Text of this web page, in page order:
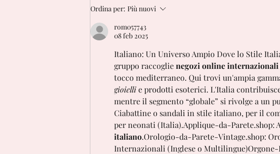
Bracciali personalizzati con
dedica: un tocco personale al
tuo regalo
Ordina per: Più nuovi
rom057743
08 feb 2025
Italiano: Un Universo Ampio Dove lo Stile
gruppo raccoglie negozi online internazionali
tocco mediterraneo. Qui trovi un'ampia
gioielli e prodotti esoterici. L'Italia
mentre il segmento “globale” si rivolge a un
Ciabattine o sandali in stile italiano, per il
per neonati (Italia).Applique-da-Parete.shop:
italiano.Orologio-da-Parete-Vintage.shop:
Internazionali (Inglese o Multilingue)Orgone-